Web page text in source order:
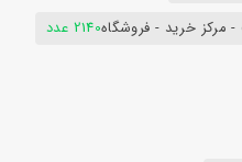
- مرکز خرید - فروشگاه2140 عدد